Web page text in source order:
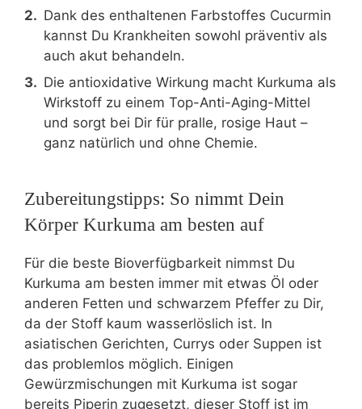
Dank des enthaltenen Farbstoffes Cucurmin
kannst Du Krankheiten sowohl präventiv als
auch akut behandeln.
Die antioxidative Wirkung macht Kurkuma als
Wirkstoff zu einem Top-Anti-Aging-Mittel
und sorgt bei Dir für pralle, rosige Haut –
ganz natürlich und ohne Chemie.
Zubereitungstipps: So nimmt Dein
Körper Kurkuma am besten auf
Für die beste Bioverfügbarkeit nimmst Du
Kurkuma am besten immer mit etwas Öl oder
anderen Fetten und schwarzem Pfeffer zu Dir,
da der Stoff kaum wasserlöslich ist. In
asiatischen Gerichten, Currys oder Suppen ist
das problemlos möglich. Einigen
Gewürzmischungen mit Kurkuma ist sogar
bereits Piperin zugesetzt, dieser Stoff ist im